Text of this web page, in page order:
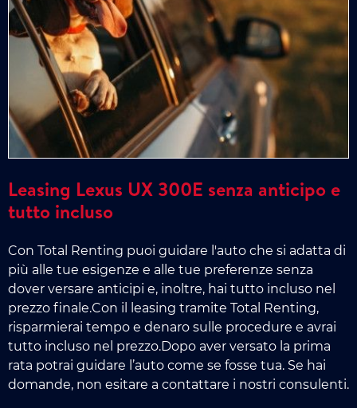
Leasing Lexus UX 300E senza anticipo e
tutto incluso
Con Total Renting puoi guidare l'auto che si adatta di
più alle tue esigenze e alle tue preferenze senza
dover versare anticipi e, inoltre, hai tutto incluso nel
prezzo finale.Con il leasing tramite Total Renting,
risparmierai tempo e denaro sulle procedure e avrai
tutto incluso nel prezzo.Dopo aver versato la prima
rata potrai guidare l’auto come se fosse tua. Se hai
domande, non esitare a contattare i nostri consulenti.